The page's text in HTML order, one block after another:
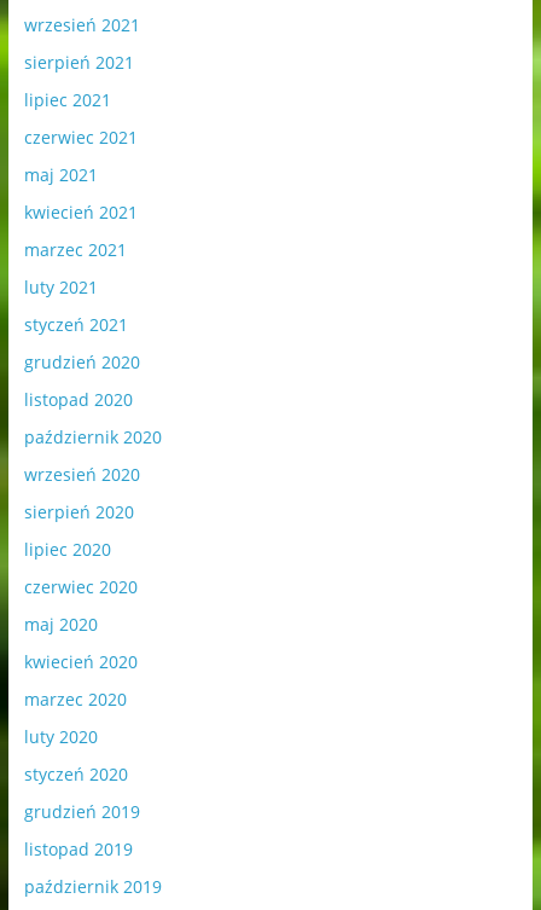
wrzesień 2021
sierpień 2021
lipiec 2021
czerwiec 2021
maj 2021
kwiecień 2021
marzec 2021
luty 2021
styczeń 2021
grudzień 2020
listopad 2020
październik 2020
wrzesień 2020
sierpień 2020
lipiec 2020
czerwiec 2020
maj 2020
kwiecień 2020
marzec 2020
luty 2020
styczeń 2020
grudzień 2019
listopad 2019
październik 2019